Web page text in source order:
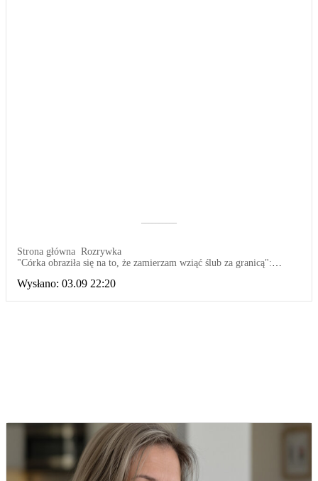
––––––––––
Strona główna Rozrywka
"Córka obraziła się na to, że zamierzam wziąć ślub za granicą":
finansowego? Jest już dorosłą osobą, mężatką
Wysłano: 03.09 22:20